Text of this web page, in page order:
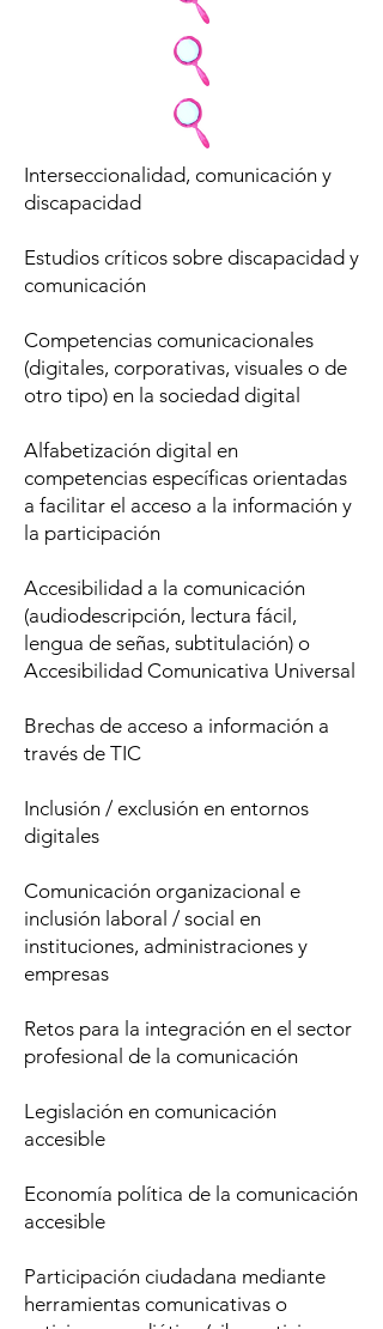
Interseccionalidad, comunicación y
discapacidad
Estudios críticos sobre discapacidad y
comunicación
Competencias comunicacionales
(digitales, corporativas, visuales o de
otro tipo) en la sociedad digital
Alfabetización digital en
competencias específicas orientadas
a facilitar el acceso a la información y
la participación
Accesibilidad a la comunicación
(audiodescripción, lectura fácil,
lengua de señas, subtitulación) o
Accesibilidad Comunicativa Universal
Brechas de acceso a información a
través de TIC
Inclusión / exclusión en entornos
digitales
Comunicación organizacional e
inclusión laboral / social en
instituciones, administraciones y
empresas
Retos para la integración en el sector
profesional de la comunicación
Legislación en comunicación
accesible
Economía política de la comunicación
accesible
Participación ciudadana mediante
herramientas comunicativas o